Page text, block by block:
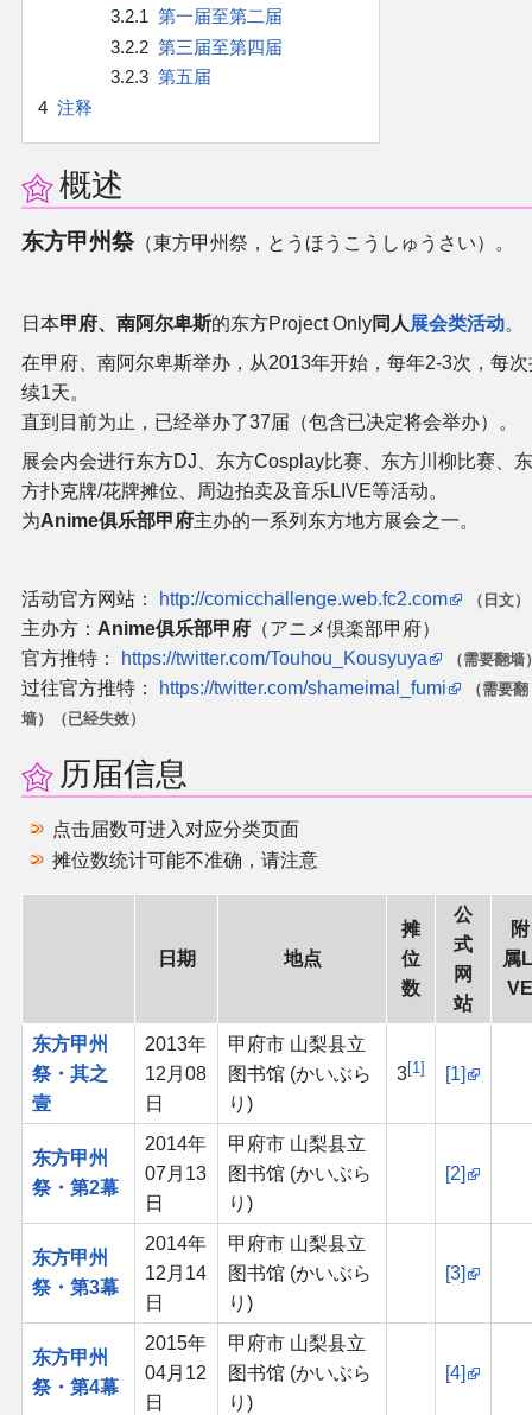
3.2.1 第一届至第二届
3.2.2 第三届至第四届
3.2.3 第五届
4 注释
概述
东方甲州祭（東方甲州祭，とうほうこうしゅうさい）。
日本甲府、南阿尔卑斯的东方Project Only同人 展会类活动。
在甲府、南阿尔卑斯举办，从2013年开始，每年2-3次，每次
续1天。
直到目前为止，已经举办了37届（包含已决定将会举办）。
展会内会进行东方DJ、东方Cosplay比赛、东方川柳比赛、东
方扑克牌/花牌摊位、周边拍卖及音乐LIVE等活动。
为Anime俱乐部甲府主办的一系列东方地方展会之一。
活动官方网站： http://comicchallenge.web.fc2.com （日文）
主办方： Anime俱乐部甲府 （アニメ倶楽部甲府）
官方推特：
https://twitter.com/Touhou_Kousyuya （需要翻墙
过往官方推特： https://twitter.com/shameimal_fumi
（需要翻
墙）
（已经失效）
历届信息
点击届数可进入对应分类页面
摊位数统计可能不准确，请注意
日期 地点
摊
位
数
公
式
网
站
附
属
VE
东方甲州
祭・其之
壹
2013年
12月08
日
甲府市 山梨县立
图书馆 (かいぶら
り)
3 1 [1]
东方甲州
祭・第2幕
2014年
07月13
日
甲府市 山梨县立
图书馆 (かいぶら
り)
[2]
东方甲州
祭・第3幕
2014年
12月14
日
甲府市 山梨县立
图书馆 (かいぶら
り)
[3]
东方甲州
祭・第4幕
2015年
04月12
日
甲府市 山梨县立
图书馆 (かいぶら
り)
[4]
二次创作与活动
展会及活动导航
展会作品列表
商业二次创作
同人社团列表
同人志分类
同人专辑分类
同人软件列表
同人角色列表
同人视频列表
其他形式同人
THB相关项目
THB策划
THB协力
其他
联系管理员
关于THBWiki
捐款支持